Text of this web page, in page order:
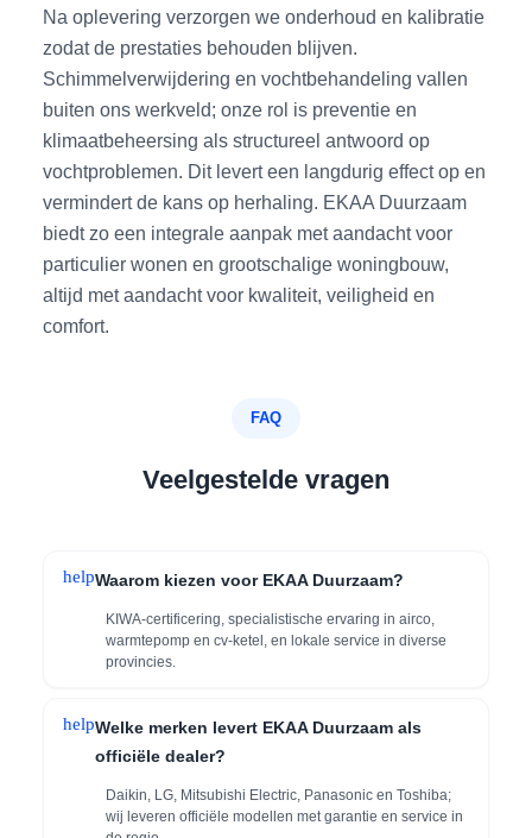
Na oplevering verzorgen we onderhoud en kalibratie
zodat de prestaties behouden blijven.
Schimmelverwijdering en vochtbehandeling vallen
buiten ons werkveld; onze rol is preventie en
klimaatbeheersing als structureel antwoord op
vochtproblemen. Dit levert een langdurig effect op en
vermindert de kans op herhaling. EKAA Duurzaam
biedt zo een integrale aanpak met aandacht voor
particulier wonen en grootschalige woningbouw,
altijd met aandacht voor kwaliteit, veiligheid en
comfort.
FAQ
Veelgestelde vragen
helpWaarom kiezen voor EKAA Duurzaam?
KIWA-certificering, specialistische ervaring in airco,
warmtepomp en cv-ketel, en lokale service in diverse
provincies.
helpWelke merken levert EKAA Duurzaam als
officiële dealer?
Daikin, LG, Mitsubishi Electric, Panasonic en Toshiba;
wij leveren officiële modellen met garantie en service in